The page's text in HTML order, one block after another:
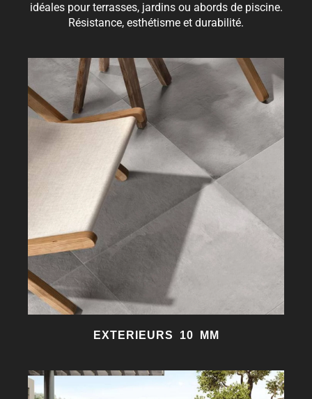
idéales pour terrasses, jardins ou abords de piscine.
Résistance, esthétisme et durabilité.
EXTERIEURS 10 MM